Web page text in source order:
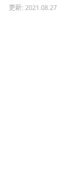
更新: 2021.08.27